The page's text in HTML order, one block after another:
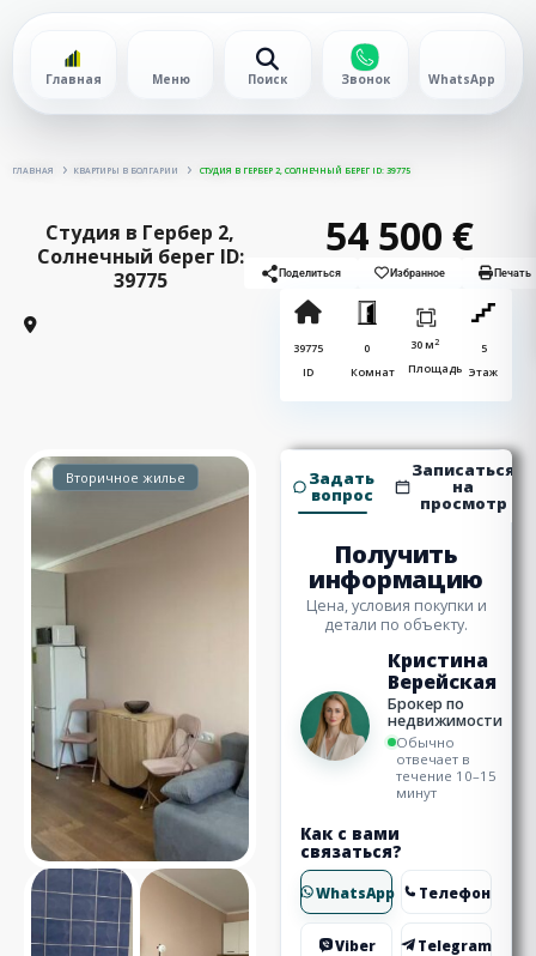
Главная Меню Поиск Звонок WhatsApp
ГЛАВНАЯ КВАРТИРЫ В БОЛГАРИИ СТУДИЯ В ГЕРБЕР 2, СОЛНЕЧНЫЙ БЕРЕГ ID: 39775
Студия в Гербер 2,
Солнечный берег ID:
39775
54 500 €
Поделиться Избранное Печать
39775
ID
0
Комнат
30 м2
Площадь
5
Этаж
Вторичное жилье Задать
вопрос
Записаться
на
просмотр
Получить
информацию
Цена, условия покупки и
детали по объекту.
Кристина
Верейская
Брокер по
недвижимости
Обычно
отвечает в
течение 10–15
минут
Как с вами
связаться?
WhatsApp Телефон
Viber Telegram